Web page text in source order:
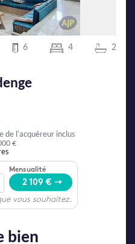
6 4 2
de l'acquéreur inclus
€
bien